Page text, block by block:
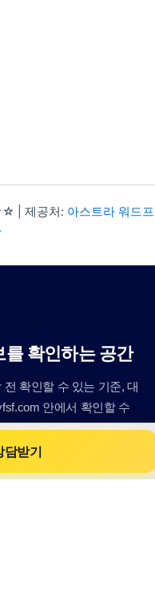
| 제공처: 아스트라 워드프
확인하는 공간
확인할 수 있는 기준, 대
안에서 확인할 수
은 일반 정보 제공을 위
금융사 심사 및 상담을 통
담받기